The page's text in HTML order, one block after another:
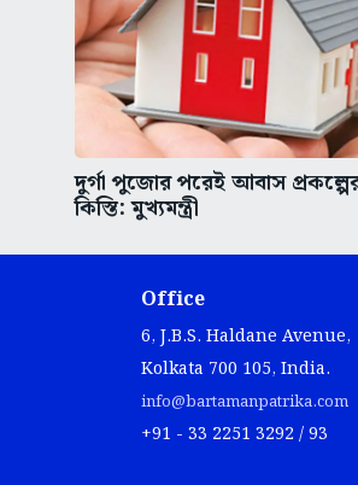
দুর্গা পুজোর পরেই আবাস
কিস্তি: মুখ্যমন্ত্রী
Office
6, J.B.S. Haldane Avenue,
Kolkata 700 105, India.
info@bartamanpatrika.com
+91 - 33 2251 3292 / 93